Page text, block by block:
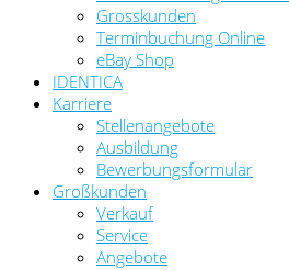
Grosskunden
Terminbuchung Online
eBay Shop
IDENTICA
Karriere
Stellenangebote
Ausbildung
Bewerbungsformular
Großkunden
Verkauf
Service
Angebote